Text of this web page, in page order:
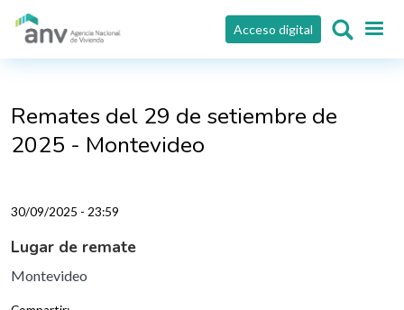
Pasar al contenido principal
Acceso digital
Remates del 29 de setiembre de
2025 - Montevideo
30/09/2025 - 23:59
Lugar de remate
Montevideo